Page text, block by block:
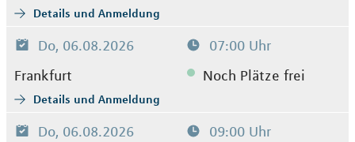
Details und Anmeldung
Do, 06.08.2026
07:00 Uhr
Frankfurt
Noch Plätze frei
Details und Anmeldung
Do, 06.08.2026
09:00 Uhr